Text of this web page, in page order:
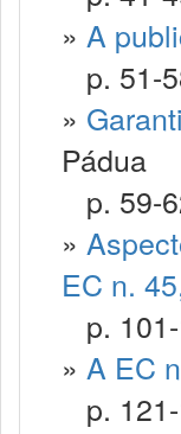
» A
p. 51-
»
Pádua
p. 59-
»
EC n.
p.
» A EC
p.